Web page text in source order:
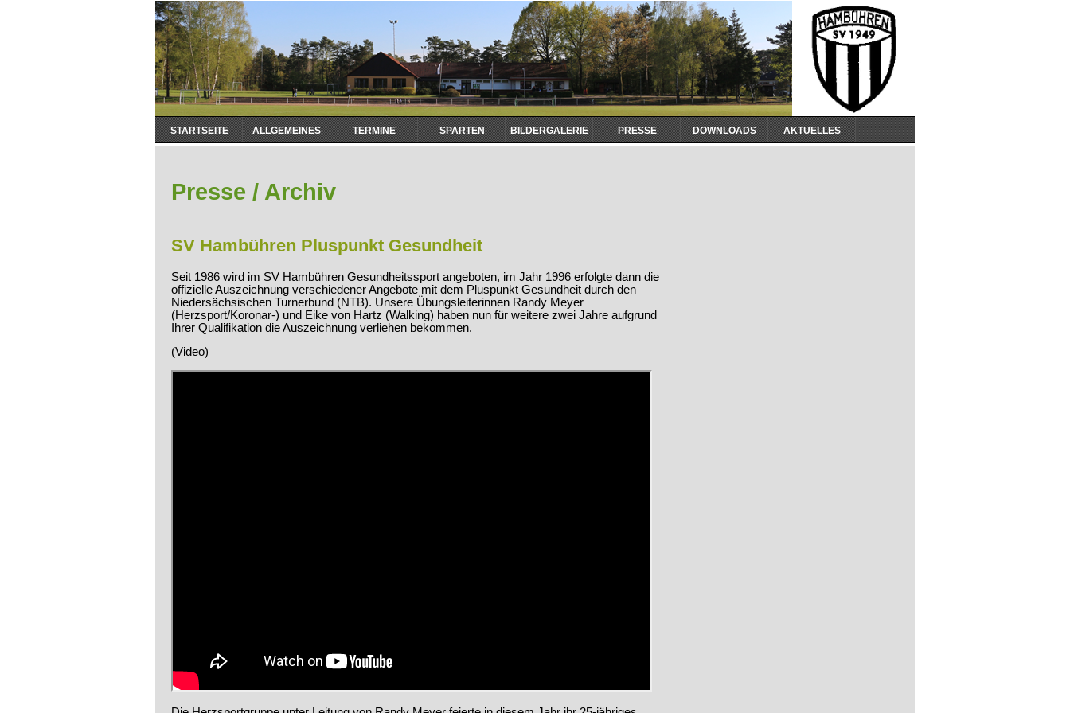
Navigation
überspringen
STARTSEITE ALLGEMEINES TERMINE SPARTEN BILDERGALERIE PRESSE DOWNLOADS AKTUELLES
Presse / Archiv
SV Hambühren Pluspunkt Gesundheit
Seit 1986 wird im SV Hambühren Gesundheitssport angeboten, im Jahr 1996 erfolgte dann die
offizielle Auszeichnung verschiedener Angebote mit dem Pluspunkt Gesundheit durch den
Niedersächsischen Turnerbund (NTB). Unsere Übungsleiterinnen Randy Meyer
(Herzsport/Koronar-) und Eike von Hartz (Walking) haben nun für weitere zwei Jahre aufgrund
Ihrer Qualifikation die Auszeichnung verliehen bekommen.
(Video)